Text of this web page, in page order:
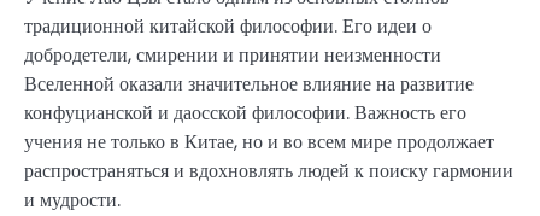
традиционной китайской философии. Его идеи о
добродетели, смирении и принятии неизменности
Вселенной оказали значительное влияние на развитие
конфуцианской и даосской философии. Важность его
учения не только в Китае, но и во всем мире продолжает
распространяться и вдохновлять людей к поиску гармонии
и мудрости.